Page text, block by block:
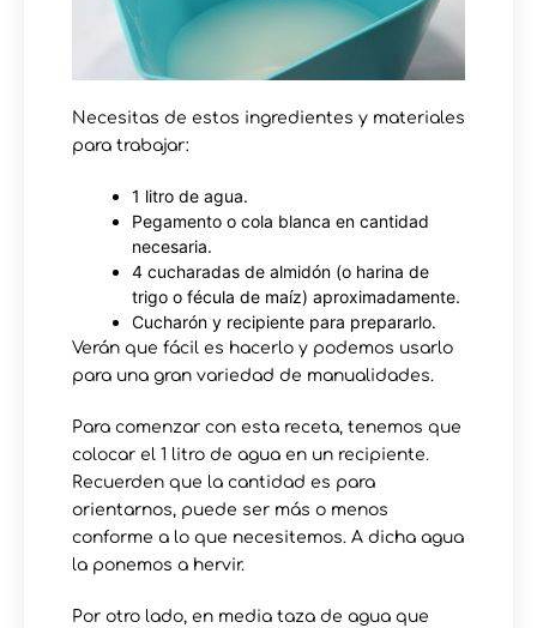
Necesitas de estos ingredientes y materiales
para trabajar:
1 litro de agua.
Pegamento o cola blanca en cantidad
necesaria.
4 cucharadas de almidón (o harina de
trigo o fécula de maíz) aproximadamente.
Cucharón y recipiente para prepararlo.
Verán que fácil es hacerlo y podemos usarlo
para una gran variedad de manualidades.
Para comenzar con esta receta, tenemos que
colocar el 1 litro de agua en un recipiente.
Recuerden que la cantidad es para
orientarnos, puede ser más o menos
conforme a lo que necesitemos. A dicha agua
la ponemos a hervir.
Por otro lado, en media taza de agua que